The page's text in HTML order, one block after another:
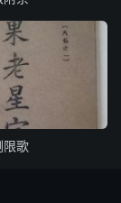
。
。
。
限歌